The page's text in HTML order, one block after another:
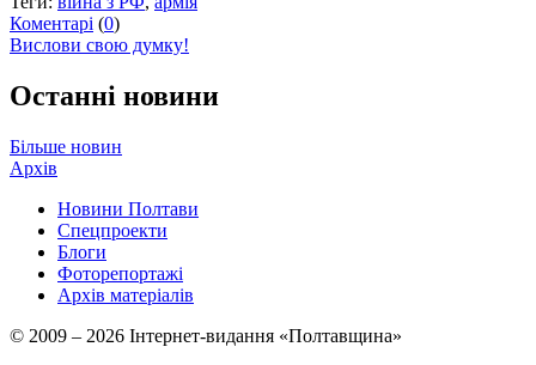
Коментарі (0)
Вислови свою думку!
Останні новини
Більше новин
Архів
Новини Полтави
Спецпроекти
Блоги
Фоторепортажі
Архів матеріалів
© 2009 – 2026 Інтернет-видання «Полтавщина»